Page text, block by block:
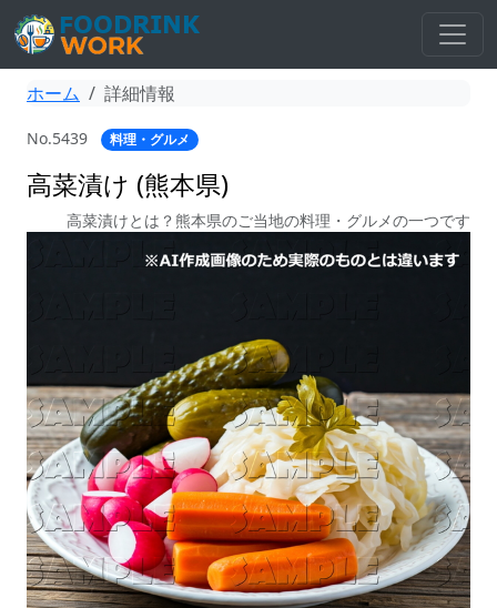
ホーム 詳細情報
No.5439 料理・グルメ
高菜漬け (熊本県)
高菜漬けとは？熊本県のご当地の料理・グルメの一つです